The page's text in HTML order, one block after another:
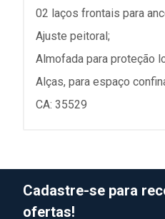
02 laços frontais para
Ajuste peitoral;
Almofada para proteção
Alças, para espaço
CA: 35529
Cadastre-se para
ofertas!